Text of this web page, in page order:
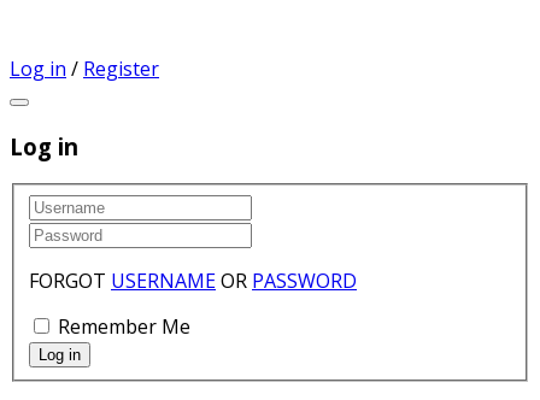
Log in / Register
Log in
FORGOT USERNAMEOR PASSWORD
Remember Me